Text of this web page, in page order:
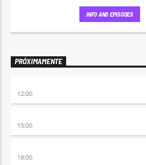
INFO AND EPISODES
PRÓXIMAMENTE
12:00
15:00
18:00